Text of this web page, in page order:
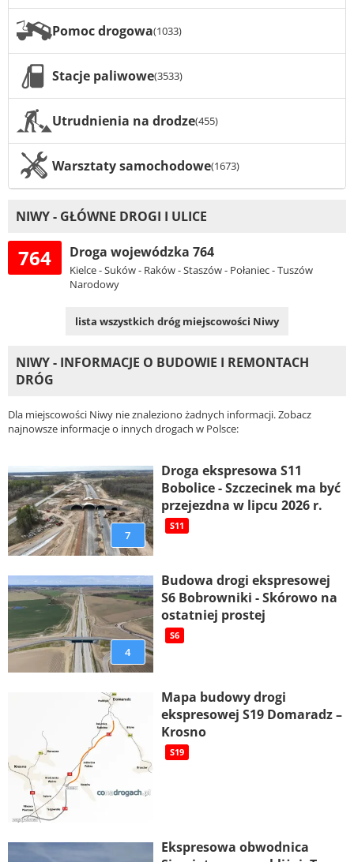
Pomoc drogowa(1033)
Stacje paliwowe(3533)
Utrudnienia na drodze(455)
Warsztaty samochodowe(1673)
NIWY - GŁÓWNE DROGI I ULICE
764 Droga wojewódzka 764
Kielce - Suków - Raków - Staszów - Połaniec - Tuszów
Narodowy
lista wszystkich dróg miejscowości Niwy
NIWY - INFORMACJE O BUDOWIE I REMONTACH
DRÓG
Dla miejscowości Niwy nie znaleziono żadnych informacji. Zobacz
najnowsze informacje o innych drogach w Polsce:
7
Droga ekspresowa S11
Bobolice - Szczecinek ma być
przejezdna w lipcu 2026 r.
S11
4
Budowa drogi ekspresowej
S6 Bobrowniki - Skórowo na
ostatniej prostej
S6
Mapa budowy drogi
ekspresowej S19 Domaradz –
Krosno
S19
Ekspresowa obwodnica